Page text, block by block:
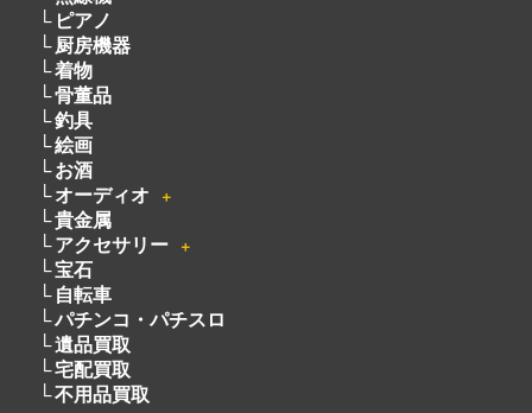
絵画
お酒
オーディオ
貴金属
アクセサリー
宝石
自転車
パチンコ・パチスロ
遺品買取
宅配買取
不用品買取
買取方法
会社概要
サービスメニュー
ライン